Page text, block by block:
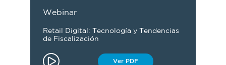
Webinar
Retail Digital: Tecnología y Tendencias
de Fiscalización
Ver PDF